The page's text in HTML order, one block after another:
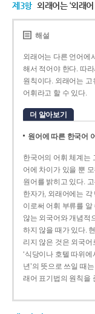
제3항 외래어는 ‘외래
해설
외래어는 다른 언어에
해서 적어야 한다. 따라
원칙이다. 외래어는
어휘라고 할 수 있다.
더 알아보기
원어에 따른 한국어
한국어의 어휘 체계는
어에 차이가 있을 뿐
원어를 밝히고 있다.
한자가, 외래어에는
이로써 어휘 부류를 알
않는 외국어와 개념적
하지 않을 때가 있다.
리지 않은 것은 외국어
‘식당이나 호텔 따위에
년’의 뜻으로 쓰일 때
래어 표기법의 원칙을